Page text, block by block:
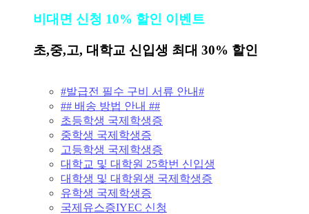
비대면 신청 10% 할인 이벤트
초,중,고, 대학교 신입생 최대 30% 할인
#발급전 필수 구비 서류 안내#
## 배송 방법 안내 ##
초등학생 국제학생증
중학생 국제학생증
고등학생 국제학생증
대학교 및 대학원 25학번 신입생
대학생 및 대학원생 국제학생증
유학생 국제학생증
국제유스증IYEC 신청